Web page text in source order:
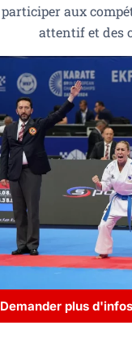
participer aux
attentif et des
Demander plus d'infos